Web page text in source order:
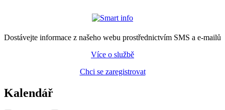
Dostávejte informace z našeho webu prostřednictvím SMS a e-mailů
Více o službě
Chci se zaregistrovat
Kalendář